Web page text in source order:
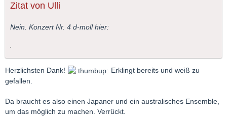
Zitat von Ulli
Nein. Konzert Nr. 4 d-moll hier:
Herzlichsten Dank!
Erklingt bereits und weiß zu
gefallen.
Da braucht es also einen Japaner und ein australisches Ensemble,
um das möglich zu machen. Verrückt.